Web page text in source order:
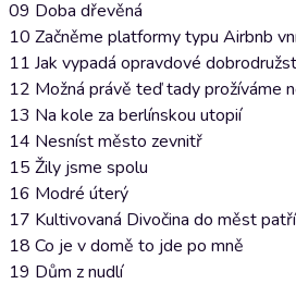
09 Doba dřevěná
10 Začněme platformy typu Airbnb
11 Jak vypadá opravdové
12 Možná právě teď tady prožíváme
13 Na kole za berlínskou utopií
14 Nesníst město zevnitř
15 Žily jsme spolu
16 Modré úterý
17 Kultivovaná Divočina do měst patří
18 Co je v domě to jde po mně
19 Dům z nudlí